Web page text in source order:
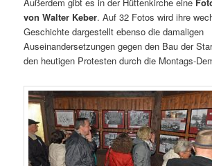
von Walter Keber. Auf 32 Fotos wird ihre
Geschichte dargestellt ebenso die damaligen
Auseinandersetzungen gegen den Bau der
den heutigen Protesten durch die Montags-